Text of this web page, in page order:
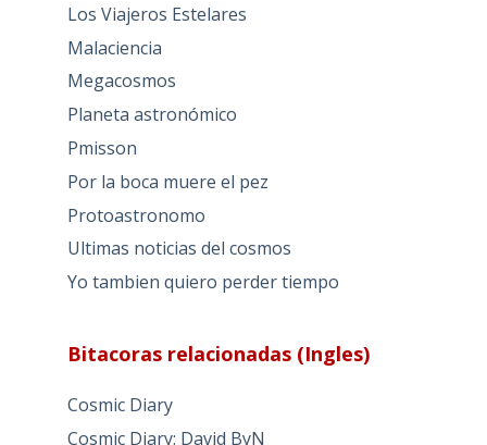
Los Viajeros Estelares
Malaciencia
Megacosmos
Planeta astronómico
Pmisson
Por la boca muere el pez
Protoastronomo
Ultimas noticias del cosmos
Yo tambien quiero perder tiempo
Bitacoras relacionadas (Ingles)
Cosmic Diary
Cosmic Diary: David ByN